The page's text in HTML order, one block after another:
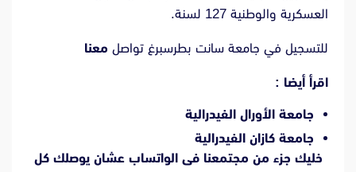
العسكرية والوطنية 127 لسنة.
للتسجيل في جامعة سانت بطرسبرغ تواصل معنا
اقرأ أيضا :
جامعة الأورال الفيدرالية
جامعة كازان الفيدرالية
خليك جزء من مجتمعنا فى الواتساب عشان يوصلك كل